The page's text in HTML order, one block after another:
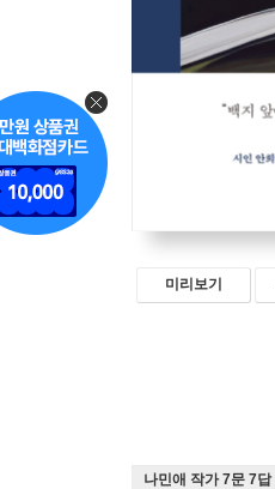
미리보기
나민애 작가 7문 7답